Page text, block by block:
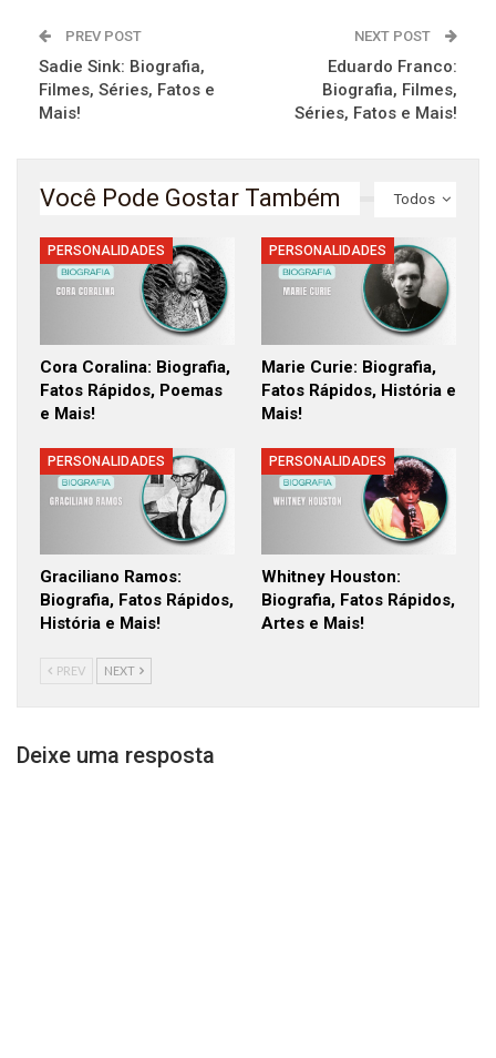
PREV POST
Sadie Sink: Biografia,
Filmes, Séries, Fatos e
Mais!
NEXT POST
Eduardo Franco:
Biografia, Filmes,
Séries, Fatos e Mais!
Todos
Você Pode Gostar Também
PERSONALIDADES
Cora Coralina: Biografia,
Fatos Rápidos, Poemas
e Mais!
PERSONALIDADES
Marie Curie: Biografia,
Fatos Rápidos, História e
Mais!
PERSONALIDADES
Graciliano Ramos:
Biografia, Fatos Rápidos,
História e Mais!
PERSONALIDADES
Whitney Houston:
Biografia, Fatos Rápidos,
Artes e Mais!
PREV NEXT
Deixe uma resposta